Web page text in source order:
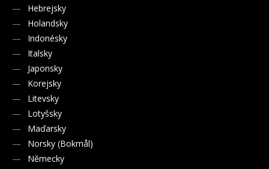
Hebrejsky
Holandsky
Indonésky
Italsky
Japonsky
Korejsky
Litevsky
Lotyšsky
Maďarsky
Norsky (Bokmål)
Německy